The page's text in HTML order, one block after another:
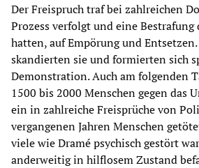
Der Freispruch traf bei zahlreichen
Prozess verfolgt und eine
hatten, auf Empörung und Entsetzen.
skandierten sie und formierten sich
Demonstration. Auch am folgenden
1500 bis 2000 Menschen gegen das
ein in zahlreiche Freisprüche von
vergangenen Jahren Menschen
viele wie Dramé psychisch gestört
anderweitig in hilflosem Zustand